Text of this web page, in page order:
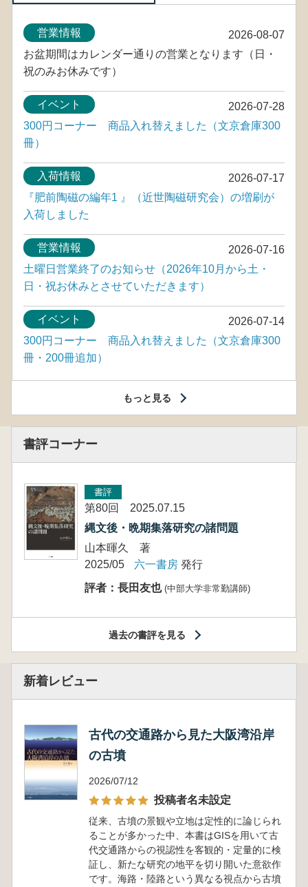
2026-08-07
営業情報
お盆期間はカレンダー通りの営業となります（日・
祝のみお休みです）
2026-07-28
イベント
300円コーナー 商品入れ替えました（文京倉庫300
冊）
2026-07-17
入荷情報
『肥前陶磁の編年1 』（近世陶磁研究会）の増刷が
入荷しました
2026-07-16
営業情報
土曜日営業終了のお知らせ（2026年10月から土・
日・祝お休みとさせていただきます）
2026-07-14
イベント
300円コーナー 商品入れ替えました（文京倉庫300
冊・200冊追加）
もっと見る
書評コーナー
書評
第80回 2025.07.15
縄文後・晩期集落研究の諸問題
山本暉久 著
2025/05
六一書房 発行
評者：長田友也 (中部大学非常勤講師)
過去の書評を見る
新着レビュー
古代の交通路から見た大阪湾沿岸
の古墳
2026/07/12
投稿者名未設定
従来、古墳の景観や立地は定性的に論じられ
ることが多かった中、本書はGISを用いて古
代交通路からの視認性を客観的・定量的に検
証し、新たな研究の地平を切り開いた意欲作
です。海路・陸路という異なる視点から古墳